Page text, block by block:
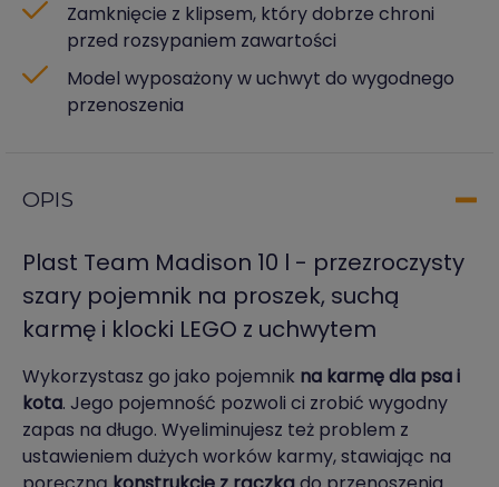
Zamknięcie z klipsem, który dobrze chroni
przed rozsypaniem zawartości
Model wyposażony w uchwyt do wygodnego
przenoszenia
OPIS
Plast Team Madison 10 l - przezroczysty
szary pojemnik na proszek, suchą
karmę i klocki LEGO z uchwytem
Wykorzystasz go jako pojemnik na karmę dla psa i
kota. Jego pojemność pozwoli ci zrobić wygodny
zapas na długo. Wyeliminujesz też problem z
ustawieniem dużych worków karmy, stawiając na